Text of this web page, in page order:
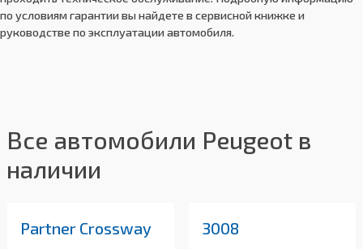
по условиям гарантии вы найдете в сервисной книжке и
руководстве по эксплуатации автомобиля.
Все автомобили Peugeot в
наличии
Partner Crossway 3008